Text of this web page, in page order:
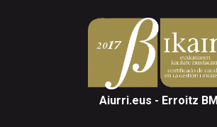
Aiurri.eus - Erroitz BM